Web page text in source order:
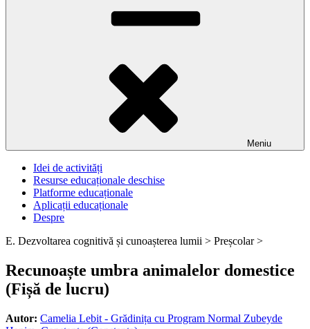
Meniu
Idei de activități
Resurse educaționale deschise
Platforme educaționale
Aplicații educaționale
Despre
E. Dezvoltarea cognitivă și cunoașterea lumii > Preșcolar >
Recunoaște umbra animalelor domestice
(Fișă de lucru)
Autor: Camelia Lebit - Grădinița cu Program Normal Zubeyde